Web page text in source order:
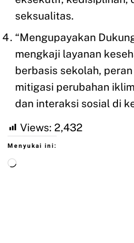
seksualitas.
“Mengupayakan
mengkaji layanan
berbasis sekolah,
mitigasi perubahan
dan interaksi sosial di
Views: 2,432
Menyukai ini: